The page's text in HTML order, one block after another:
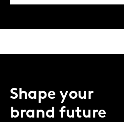
Shape your
brand future